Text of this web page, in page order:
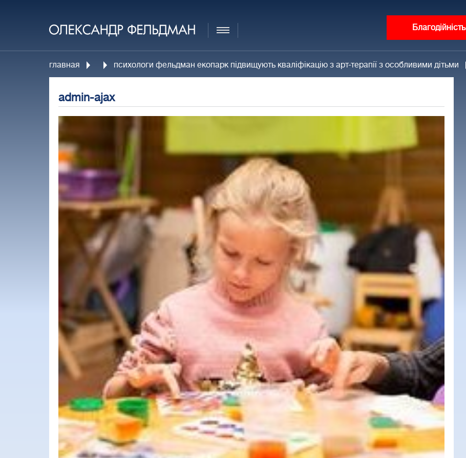
Благодійність
главная психологи фельдман екопарк підвищують кваліфікацію з арт-терапії з особливими дітьми
admin-ajax